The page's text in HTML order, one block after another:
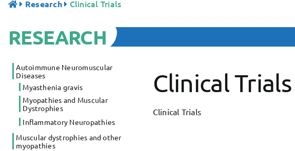
Research Clinical Trials
RESEARCH
Autoimmune Neuromuscular
Diseases
Myasthenia gravis
Myopathies and Muscular
Dystrophies
Inflammatory Neuropathies
Muscular dystrophies and other
myopathies
Clinical Trials
Clinical Trials